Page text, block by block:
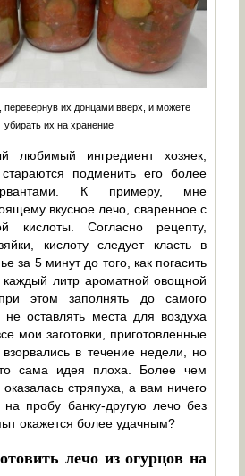
перевернув их донцами вверх, и можете
убирать их на хранение
ингредиент хозяек,
подменить его более
К примеру, мне
вкусное лечо, сваренное с
кислоты. Согласно рецепту,
кислоту следует класть в
за 5 минут до того, как погасить
литр ароматной овощной
этом заполнять до самого
не оставлять места для воздуха
мои заготовки, приготовленные
в течение недели, но
сама идея плоха. Более чем
стряпуха, а вам ничего
пробу банку-другую лечо без
окажется более удачным?
лечо из огурцов на